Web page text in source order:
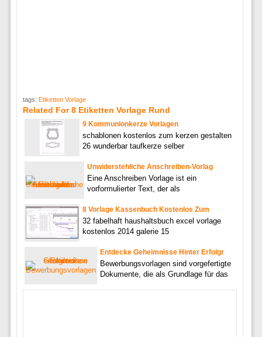
tags: Etiketten Vorlage
Related For 8 Etiketten Vorlage Rund
9 Kommunionkerze Vorlagen
schablonen kostenlos zum kerzen gestalten
26 wunderbar taufkerze selber
Unwiderstehliche Anschreiben-Vorlag
Eine Anschreiben Vorlage ist ein
vorformulierter Text, der als
8 Vorlage Kassenbuch Kostenlos Zum
32 fabelhaft haushaltsbuch excel vorlage
kostenlos 2014 galerie 15
Entdecke Geheimnisse Hinter Erfolgr
Bewerbungsvorlagen sind vorgefertigte
Dokumente, die als Grundlage für das